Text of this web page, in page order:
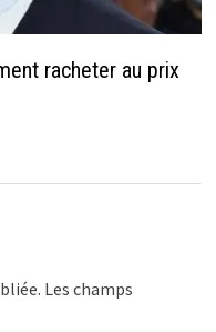
racheter au prix
Les champs